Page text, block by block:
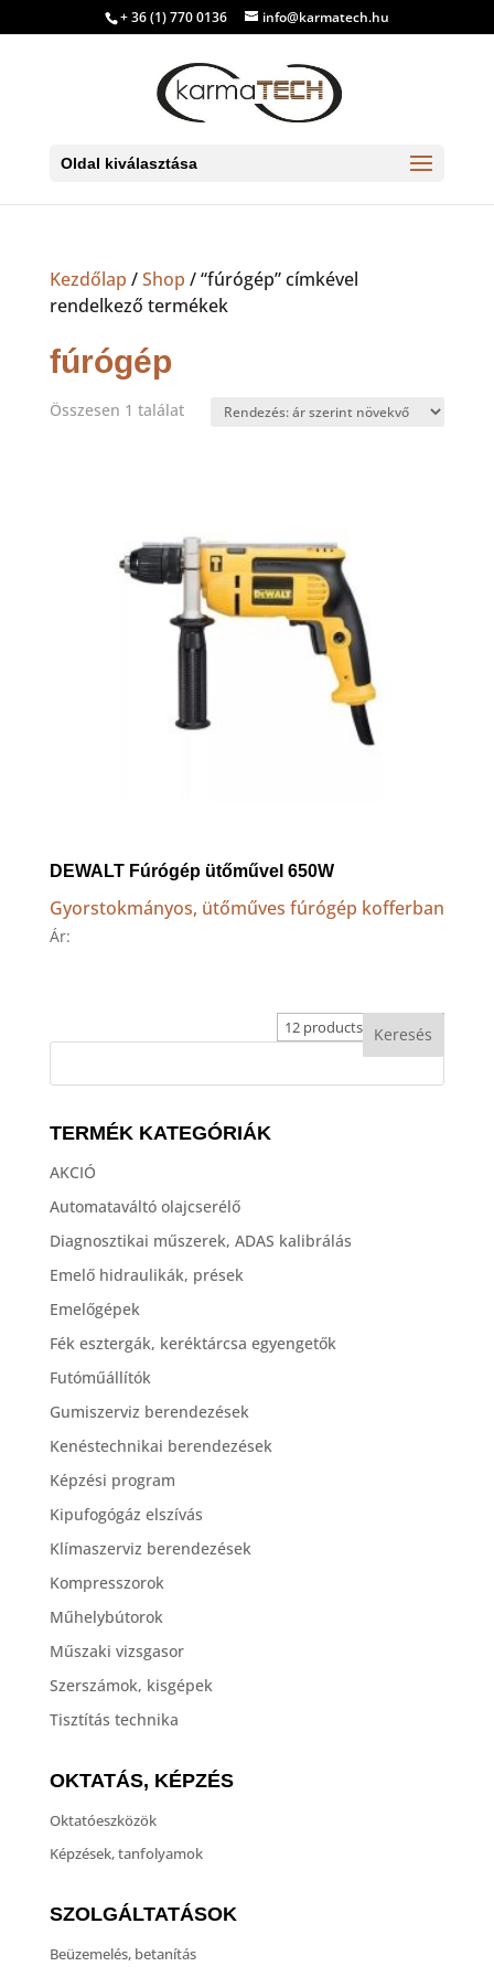
+ 36 (1) 770 0136 info@karmatech.hu
Oldal kiválasztása
Kezdőlap /Shop / “fúrógép” címkével
rendelkező termékek
fúrógép
Összesen 1 találat
DEWALT Fúrógép ütőművel 650W
Gyorstokmányos, ütőműves fúrógép kofferban
Ár:
TERMÉK KATEGÓRIÁK
AKCIÓ
Automataváltó olajcserélő
Diagnosztikai műszerek, ADAS kalibrálás
Emelő hidraulikák, prések
Emelőgépek
Fék esztergák, keréktárcsa egyengetők
Futóműállítók
Gumiszerviz berendezések
Kenéstechnikai berendezések
Képzési program
Kipufogógáz elszívás
Klímaszerviz berendezések
Kompresszorok
Műhelybútorok
Műszaki vizsgasor
Szerszámok, kisgépek
Tisztítás technika
OKTATÁS, KÉPZÉS
Oktatóeszközök
Képzések, tanfolyamok
SZOLGÁLTATÁSOK
Beüzemelés, betanítás